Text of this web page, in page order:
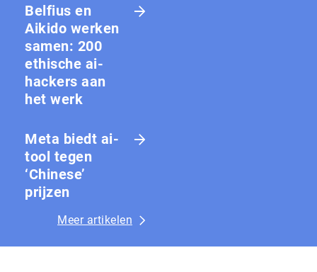
Belfius en
Aikido werken
samen: 200
ethische ai-
hackers aan
het werk
Meta biedt ai-
tool tegen
‘Chinese’
prijzen
Meer artikelen